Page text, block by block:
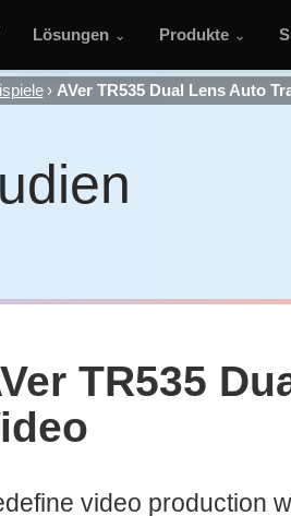
Lösungen Produkte
AVer TR535 Dual Lens Auto
TR535
video production